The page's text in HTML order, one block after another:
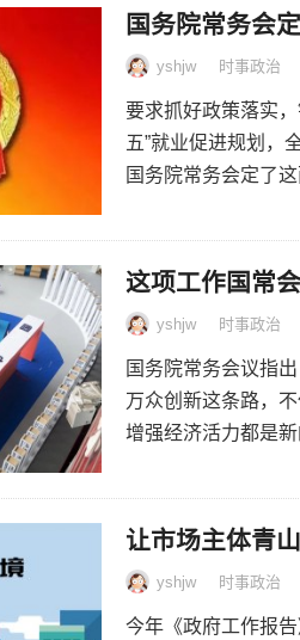
国务院常务会
yshjw 时事政治
要求抓好政策落实
五”就业促进规划，
国务院常务会定了
这项工作国常
yshjw 时事政治
国务院常务会议指
万众创新这条路，
增强经济活力都是
让市场主体青
yshjw 时事政治
今年《政府工作报